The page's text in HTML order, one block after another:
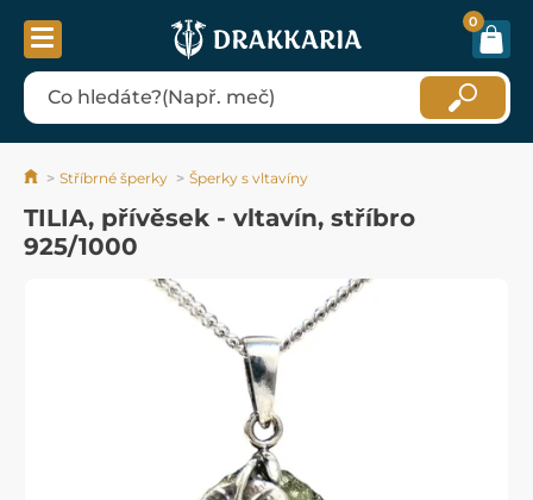
0
Stříbrné šperky Šperky s vltavíny
TILIA, přívěsek - vltavín, stříbro
925/1000